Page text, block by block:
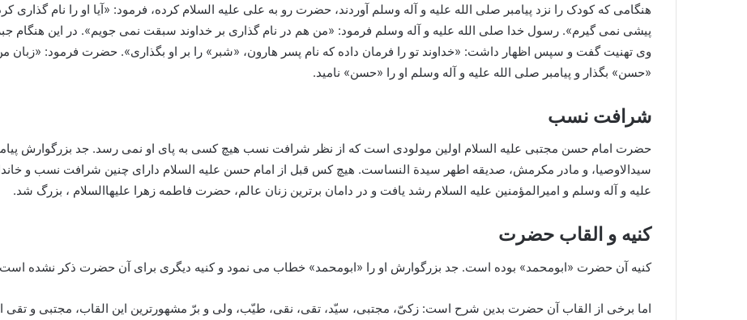
هنگامی که کودک را نزد پیامبر صلی الله علیه و آله وسلم آوردند، حضرت رو به علی علیه السلام کرده، فرمود: «آیا او را نام
پیشی نمی گیرم». رسول خدا صلی الله علیه و آله وسلم فرمود: «من هم در نام گذاری بر خداوند سبقت نمی جویم». در این هنگام
وی تهنیت گفت و سپس اظهار داشت: «خداوند تو را فرمان داده که نام پسر هارون، «شبر» را بر او بگذاری». حضرت فرمود:
«حسن» بگذار و پیامبر صلی الله علیه و آله وسلم او را «حسن» نامید.
شرافت نسب
حضرت امام حسن مجتبی علیه السلام اولین مولودی است که از نظر شرافت نسب هیچ کسی به پای او نمی رسد. جد بزرگوارش پیامبر و
سیدالاوصیا، و مادر مکرمش، صدیقه اطهر سیدة النساست. هیچ کس قبل از امام حسن علیه السلام دارای چنین شرافت نسب و
علیه و آله وسلم و امیرالمؤمنین علیه السلام رشد یافت و در دامان برترین زنان عالم، حضرت فاطمه زهرا علیهاالسلام ، بزرگ شد.
کنیه و القاب حضرت
کنیه آن حضرت «ابومحمد» بوده است. جد بزرگوارش او را «ابومحمد» خطاب می نمود و کنیه دیگری برای آن حضرت ذکر نشده
اما برخی از القاب آن حضرت بدین شرح است: زکیّ، مجتبی، سیّد، تقی، نقی، طیّب، ولی و برّ مشهورترین این القاب، مجتبی و تقی